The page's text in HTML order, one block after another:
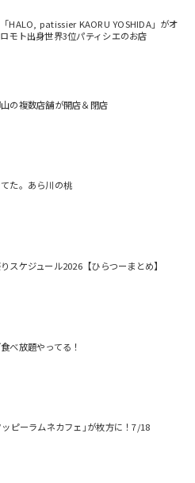
HALO, patissier KAORU YOSHIDA」がオ
モト出身世界3位パティシエのお店
の複数店舗が開店＆閉店
た。あら川の桃
スケジュール2026【ひらつーまとめ】
べ放題やってる！
ピーラムネカフェ｣が枚方に！7/18